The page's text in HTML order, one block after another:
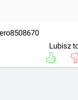
Lubisz